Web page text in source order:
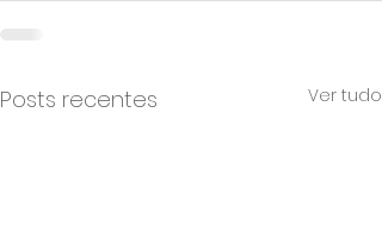
Posts recentes Ver tudo